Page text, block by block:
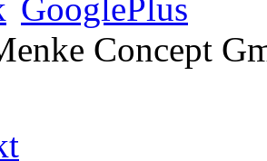
Concept